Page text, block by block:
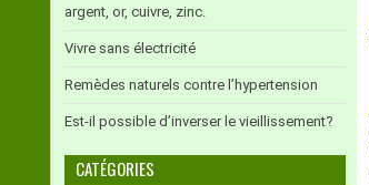
argent, or, cuivre, zinc.
Vivre sans électricité
Remèdes naturels contre l’hypertension
Est-il possible d’inverser le vieillissement?
CATÉGORIES